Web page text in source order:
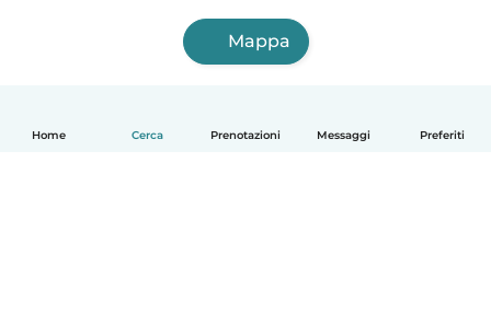
Home Cerca Prenotazioni Messaggi Preferiti
Mappa